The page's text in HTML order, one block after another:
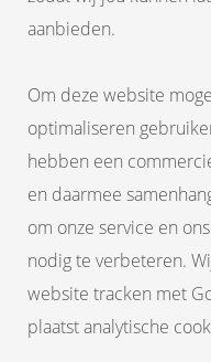
aanbieden.
Om deze website
optimaliseren
hebben een
en daarmee
om onze service en
nodig te verbeteren.
website tracken met
plaatst analytische